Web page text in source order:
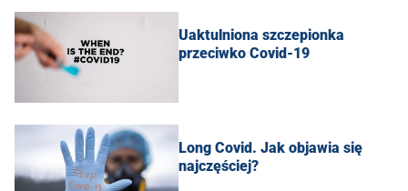
Uaktulniona szczepionka
przeciwko Covid-19
Long Covid. Jak objawia się
najczęściej?